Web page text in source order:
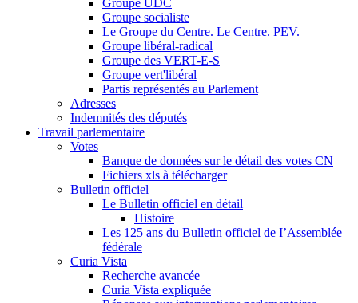
Groupe UDC
Groupe socialiste
Le Groupe du Centre. Le Centre. PEV.
Groupe libéral-radical
Groupe des VERT-E-S
Groupe vert'libéral
Partis représentés au Parlement
Adresses
Indemnités des députés
Travail parlementaire
Votes
Banque de données sur le détail des votes CN
Fichiers xls à télécharger
Bulletin officiel
Le Bulletin officiel en détail
Histoire
Les 125 ans du Bulletin officiel de I’Assemblée
fédérale
Curia Vista
Recherche avancée
Curia Vista expliquée